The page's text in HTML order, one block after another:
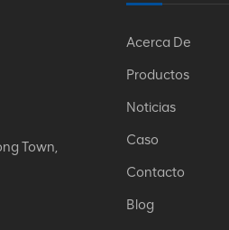
Town,
Acerca De
Productos
Noticias
Caso
Contacto
Blog